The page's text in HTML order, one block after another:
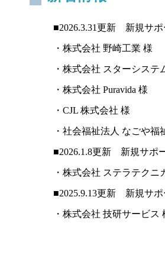
■2026.3.31更新 新規サポ
・株式会社 野崎工業 様
・株式会社 スターシステ
・株式会社 Puravida 様
・CJL 株式会社 様
・社会福祉法人 なごや福
■2026.1.8更新 新規サポ
・株式会社 ステラテクニ
■2025.9.13更新 新規サポ
・株式会社 技研サービス